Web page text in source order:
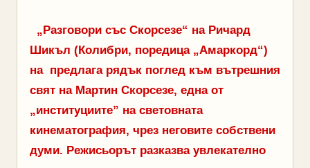
„Разговори със Скорсезе“ на Ричард
Шикъл (Колибри, поредица „Амаркорд“)
на предлага рядък поглед към вътрешния
свят на Мартин Скорсезе, една от
„институциите” на световната
кинематография, чрез неговите собствени
думи. Режисьорът разказва увлекателно